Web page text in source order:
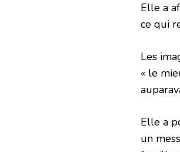
Elle a
ce qui
Les
« le
Elle a
un